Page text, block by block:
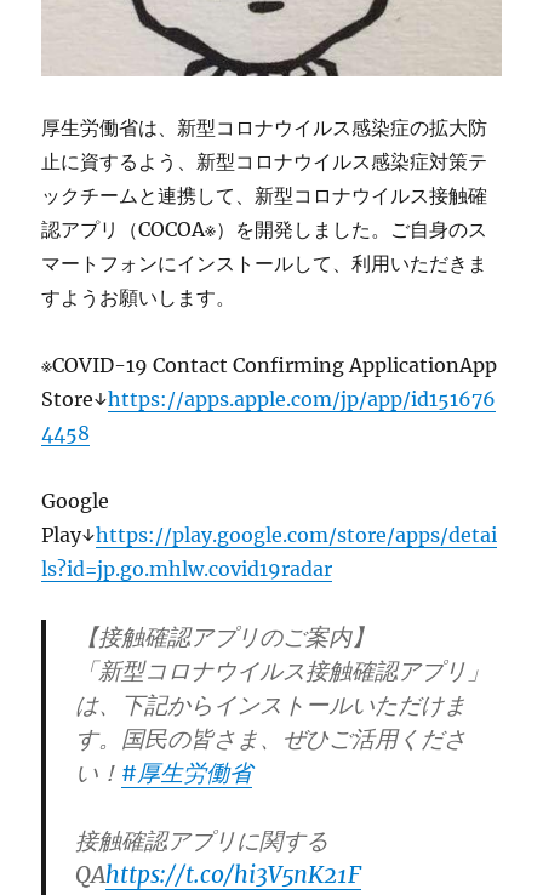
厚生労働省は、新型コロナウイルス感染症の拡大防
止に資するよう、新型コロナウイルス感染症対策テ
ックチームと連携して、新型コロナウイルス接触確
認アプリ（COCOA※）を開発しました。ご自身のス
マートフォンにインストールして、利用いただきま
すようお願いします。
※COVID-19 Contact Confirming ApplicationApp
Store↓https://apps.apple.com/jp/app/id151676
4458
Google
Play↓https://play.google.com/store/apps/detai
ls?id=jp.go.mhlw.covid19radar
【接触確認アプリのご案内】
「新型コロナウイルス接触確認アプリ」
は、下記からインストールいただけま
す。国民の皆さま、ぜひご活用くださ
い！ #厚生労働省
接触確認アプリに関する
QAhttps://t.co/hi3V5nK21F